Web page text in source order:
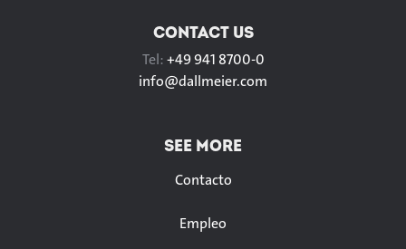
CONTACT US
Tel:+49 941 8700-0
info@dallmeier.com
SEE MORE
Contacto
Empleo